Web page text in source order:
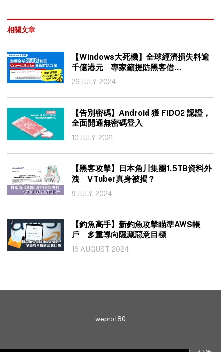
相關文章
【Windows大死機】全球經濟損失料逾
千億港元 專家籲提防黑客借
CrowdStrike 發動攻擊
26 JULY, 2024
【告別密碼】Android 獲 FIDO2 認證，
全面開通無密碼登入
10 JULY, 2021
【黑客攻擊】日本角川集團1.5TB資料外
洩 VTuber真身被揭？
9 JULY, 2024
【釣魚高手】新釣魚攻擊瞄準AWS帳
戶 多重導向隱藏惡意目標
16 AUGUST, 2024
wepro180